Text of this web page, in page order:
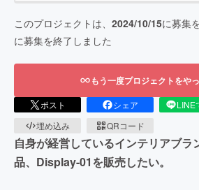
このプロジェクトは、 2024/10/15に募集
に募集を終了しました
もう一度プロジェクトをや
ポスト シェア LINE
埋め込み
QRコード
自身が経営しているインテリアブ
品、Display-01を販売したい。